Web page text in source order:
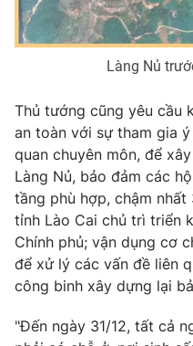
Làng Nủ
Thủ tướng cũng yêu cầu
an toàn với sự tham gia
quan chuyên môn, để
Làng Nủ, bảo đảm các
tầng phù hợp, chậm
tỉnh Lào Cai chủ trì triển
Chính phủ; vận dụng cơ
để xử lý các vấn đề liên
công binh xây dựng lại
"Đến ngày 31/12, tất cả